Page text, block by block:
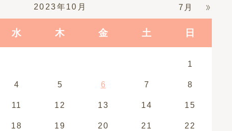
2023年10月
水 木 金 土 日
7月
1
4 5 6 7 8
11 12 13 14 15
18 19 20 21 22